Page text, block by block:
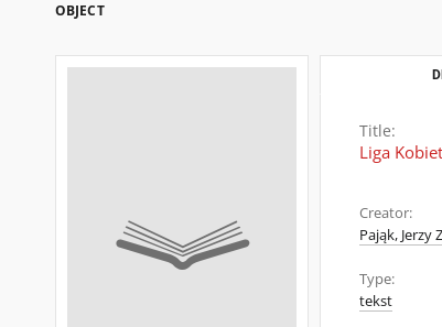
OBJECT
Title:
Liga
Creator:
Pająk, Jerzy
Type:
tekst